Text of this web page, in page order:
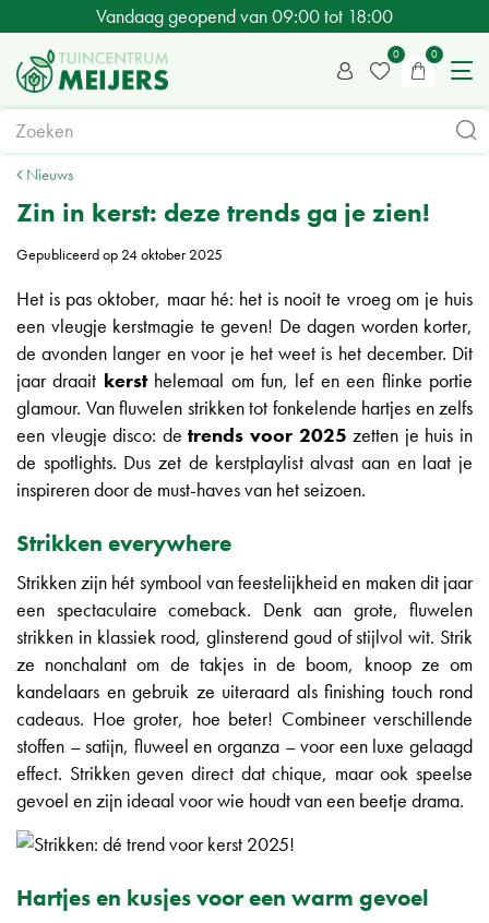
a
Nieuws
Vandaag geopend van09:00tot 18:00
Zin in kerst: deze trends ga je zien!
Gepubliceerd op 24 oktober 2025
Het is pas oktober, maar hé: het is nooit te vroeg om je huis
een vleugje kerstmagie te geven! De dagen worden korter,
de avonden langer en voor je het weet is het december. Dit
jaar draait kersthelemaal om fun, lef en een flinke portie
glamour. Van fluwelen strikken tot fonkelende hartjes en zelfs
een vleugje disco: detrends voor 2025 zetten je huis in
de spotlights. Dus zet de kerstplaylist alvast aan en laat je
inspireren door de must-haves van het seizoen.
Strikken everywhere
Strikken zijn hét symbool van feestelijkheid en maken dit jaar
een spectaculaire comeback. Denk aan grote, fluwelen
strikken in klassiek rood, glinsterend goud of stijlvol wit. Strik
ze nonchalant om de takjes in de boom, knoop ze om
kandelaars en gebruik ze uiteraard als finishing touch rond
cadeaus. Hoe groter, hoe beter! Combineer verschillende
stoffen – satijn, fluweel en organza – voor een luxe gelaagd
effect. Strikken geven direct dat chique, maar ook speelse
gevoel en zijn ideaal voor wie houdt van een beetje drama.
Hartjes en kusjes voor een warm gevoel